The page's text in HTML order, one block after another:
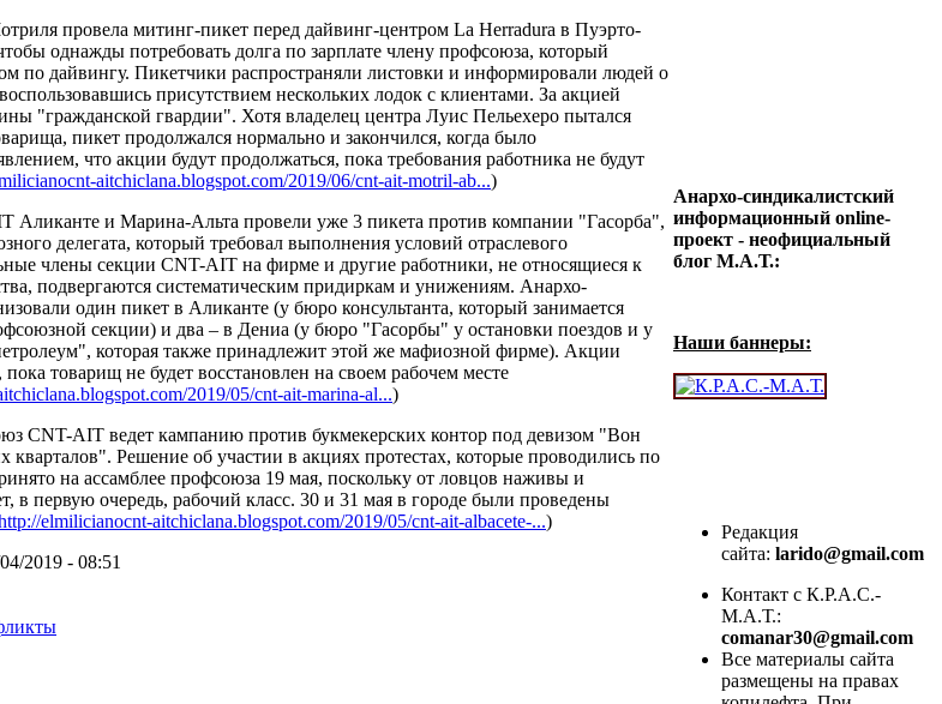
провела митинг-пикет перед дайвинг-центром La Herradura в Пуэрто-
однажды потребовать долга по зарплате члену профсоюза, который
по дайвингу. Пикетчики распространяли листовки и информировали людей о
присутствием нескольких лодок с клиентами. За акцией
"гражданской гвардии". Хотя владелец центра Луис Пельехеро пытался
пикет продолжался нормально и закончился, когда было
что акции будут продолжаться, пока требования работника не будут
aitchiclana.blogspot.com/2019/06/cnt-ait-motril-ab...)
Аликанте и Марина-Альта провели уже 3 пикета против компании "Гасорба",
делегата, который требовал выполнения условий отраслевого
члены секции CNT-AIT на фирме и другие работники, не относящиеся к
подвергаются систематическим придиркам и унижениям. Анархо-
один пикет в Аликанте (у бюро консультанта, который занимается
секции) и два – в Дениа (у бюро "Гасорбы" у остановки поездов и у
которая также принадлежит этой же мафиозной фирме). Акции
пока товарищ не будет восстановлен на своем рабочем месте
2019/05/cnt-ait-marina-al...)
CNT-AIT ведет кампанию против букмекерских контор под девизом "Вон
кварталов". Решение об участии в акциях протестах, которые проводились по
на ассамблее профсоюза 19 мая, поскольку от ловцов наживы и
в первую очередь, рабочий класс. 30 и 31 мая в городе были проведены
elmilicianocnt-aitchiclana.blogspot.com/2019/05/cnt-ait-albacete-...)
2019 - 08:51
Анархо-синдикалистский
информационный online-
проект - неофициальный
блог М.А.Т.:
Наши баннеры:
Редакция
сайта: larido@gmail.com
Контакт с К.Р.А.С.-
М.А.Т.:
comanar30@gmail.com
Все материалы сайта
размещены на правах